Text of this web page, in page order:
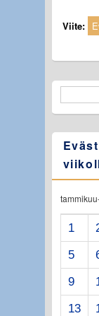
Viite:
1
5
9
13